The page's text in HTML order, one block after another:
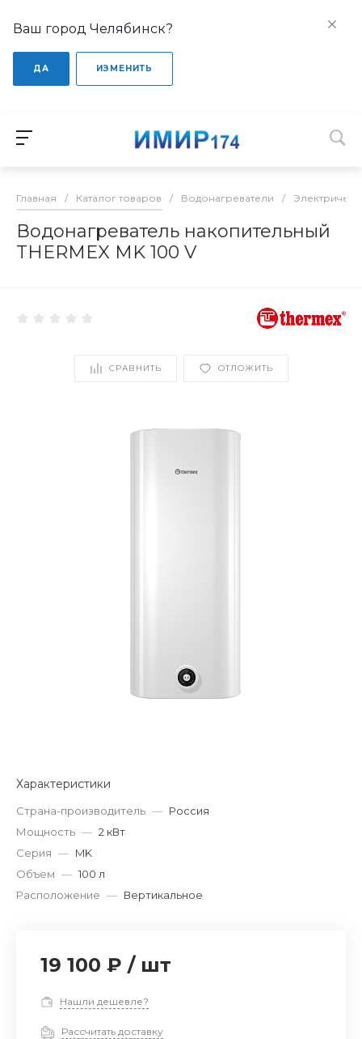
Ваш город Челябинск?
ДА ИЗМЕНИТЬ
Главная / Каталог товаров / Водонагреватели /
Водонагреватель накопительный
THERMEX MK 100 V
СРАВНИТЬ ОТЛОЖИТЬ
Характеристики
Страна-производитель — Россия
Мощность — 2 кВт
Серия — MK
Объем — 100 л
Расположение — Вертикальное
19 100 ₽ / шт
Нашли дешевле?
Рассчитать доставку